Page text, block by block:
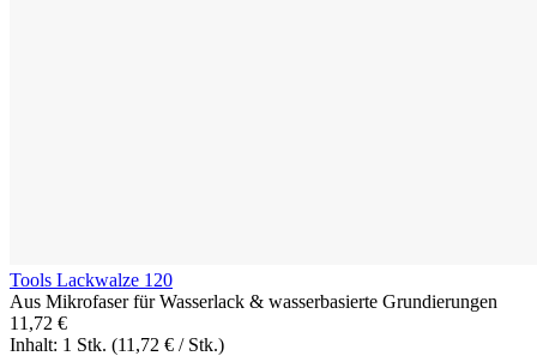
Tools Lackwalze 120
Aus Mikrofaser für Wasserlack & wasserbasierte Grundierungen
11,72 €
Inhalt: 1 Stk. (11,72 € / Stk.)